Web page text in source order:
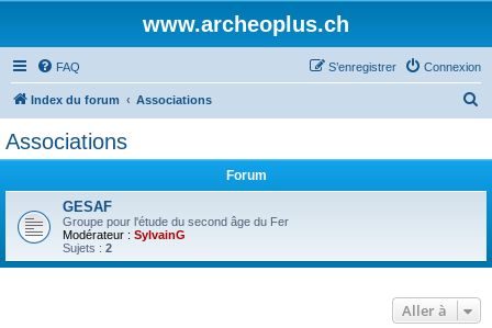
www.archeoplus.ch
FAQ Connexion
S’enregistrer
Index du forum Associations
Associations
Forum
GESAF
Groupe pour l'étude du second âge du Fer
Modérateur : SylvainG
Sujets : 2
Aller à